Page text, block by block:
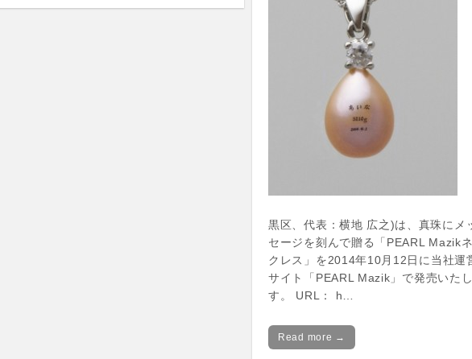
黒区、代表：横地 広之)は、真珠にメ
セージを刻んで贈る「PEARL Mazik
クレス」を2014年10月12日に当社運
サイト「PEARL Mazik」で発売いたし
す。 URL： h…
Read more →